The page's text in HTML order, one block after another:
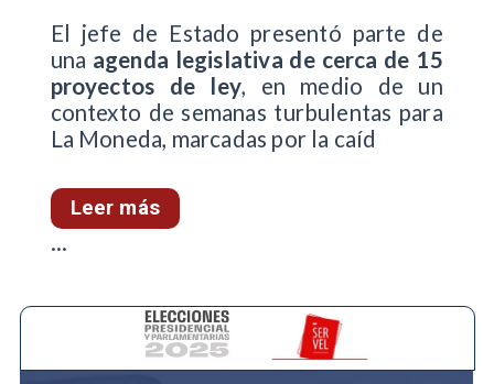
El jefe de Estado presentó parte de
una agenda legislativa de cerca de 15
proyectos de ley, en medio de un
contexto de semanas turbulentas para
La Moneda, marcadas por la caíd
Leer más
...